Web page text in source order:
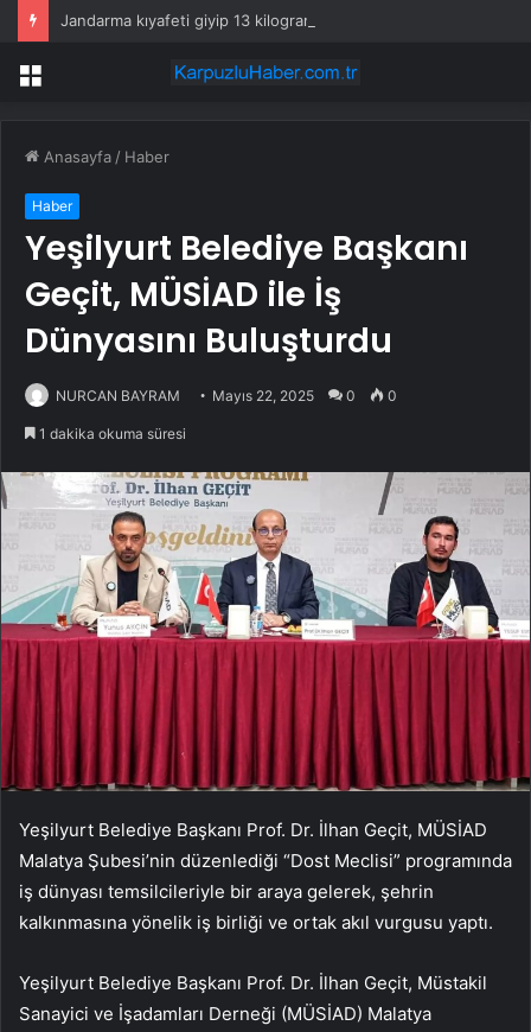
Menü
Anasayfa / Haber
Haber
Yeşilyurt Belediye Başkanı
Geçit, MÜSİAD ile İş
Dünyasını Buluşturdu
NURCAN BAYRAM Mayıs 22, 2025 0 0
1 dakika okuma süresi
Yeşilyurt Belediye Başkanı Prof. Dr. İlhan Geçit, MÜSİAD
Malatya Şubesi’nin düzenlediği “Dost Meclisi” programında
iş dünyası temsilcileriyle bir araya gelerek, şehrin
kalkınmasına yönelik iş birliği ve ortak akıl vurgusu yaptı.
Yeşilyurt Belediye Başkanı Prof. Dr. İlhan Geçit, Müstakil
Sanayici ve İşadamları Derneği (MÜSİAD) Malatya